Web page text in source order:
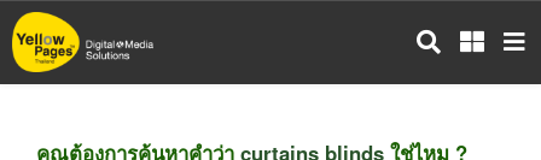
ข้าม
ไป
คุณต้องการค้นหาคำว่า curtains blinds ใช่ไหม ?